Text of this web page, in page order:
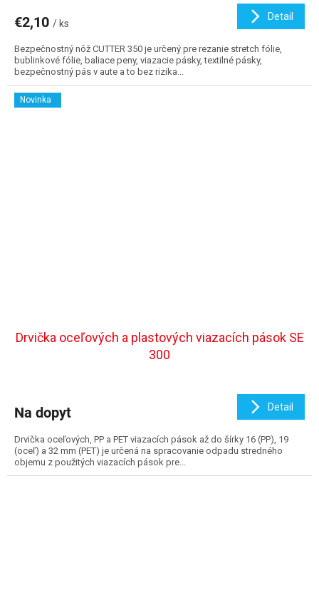
€2,10 / ks
Detail
Bezpečnostný nôž CUTTER 350 je určený pre rezanie stretch fólie,
bublinkové fólie, baliace peny, viazacie pásky, textilné pásky,
bezpečnostný pás v aute a to bez rizika...
Novinka
Drvička oceľových a plastových viazacích pások SE
300
Na dopyt Detail
Drvička oceľových, PP a PET viazacích pások až do šírky 16 (PP), 19
(oceľ) a 32 mm (PET) je určená na spracovanie odpadu stredného
objemu z použitých viazacích pások pre...